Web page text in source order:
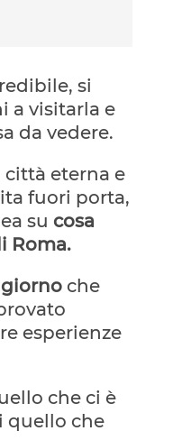
si
a visitarla e
da vedere.
città eterna e
fuori porta,
su cosa
Roma.
che
esperienze
che ci è
quello che